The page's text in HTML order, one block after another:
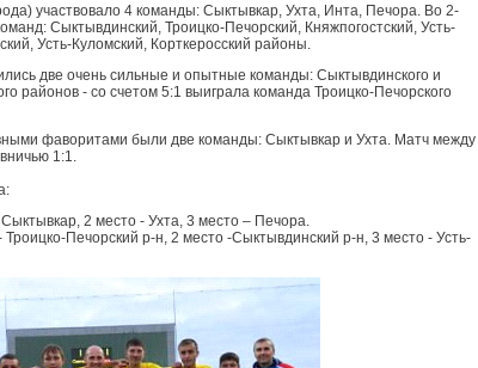
участвовало 4 команды: Сыктывкар, Ухта, Инта, Печора. Во 2-
Сыктывдинский, Троицко-Печорский, Княжпогостский, Усть-
Усть-Куломский, Корткеросский районы.
две очень сильные и опытные команды: Сыктывдинского и
районов - со счетом 5:1 выиграла команда Троицко-Печорского
фаворитами были две команды: Сыктывкар и Ухта. Матч между
1:1.
2 место - Ухта, 3 место – Печора.
Печорский р-н, 2 место -Сыктывдинский р-н, 3 место - Усть-